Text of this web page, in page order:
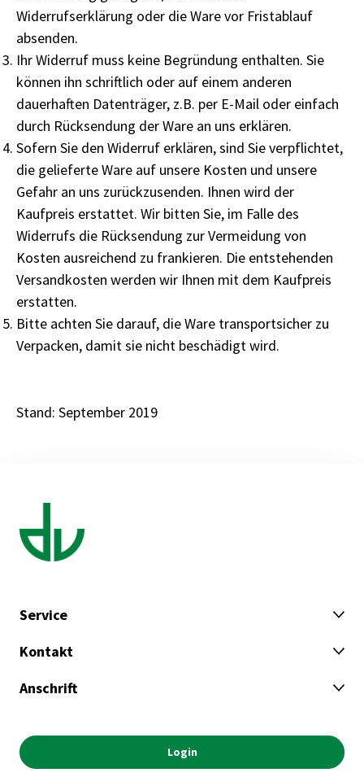
Widerrufserklärung oder die Ware vor Fristablauf
absenden.
Ihr Widerruf muss keine Begründung enthalten. Sie
können ihn schriftlich oder auf einem anderen
dauerhaften Datenträger, z.B. per E-Mail oder einfach
durch Rücksendung der Ware an uns erklären.
Sofern Sie den Widerruf erklären, sind Sie verpflichtet,
die gelieferte Ware auf unsere Kosten und unsere
Gefahr an uns zurückzusenden. Ihnen wird der
Kaufpreis erstattet. Wir bitten Sie, im Falle des
Widerrufs die Rücksendung zur Vermeidung von
Kosten ausreichend zu frankieren. Die entstehenden
Versandkosten werden wir Ihnen mit dem Kaufpreis
erstatten.
Bitte achten Sie darauf, die Ware transportsicher zu
Verpacken, damit sie nicht beschädigt wird.
Stand: September 2019
Service
Kontakt
Anschrift
Login